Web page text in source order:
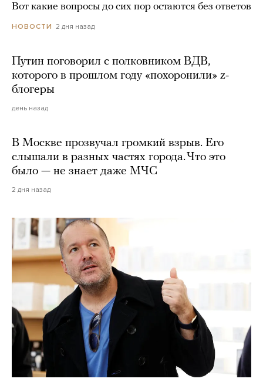
Вот какие вопросы до сих пор остаются без ответов
НОВОСТИ 2 дня назад
Путин поговорил с полковником ВДВ,
которого в прошлом году «похоронили» z-
блогеры
день назад
В Москве прозвучал громкий взрыв. Его
слышали в разных частях города. Что это
было — не знает даже МЧС
2 дня назад